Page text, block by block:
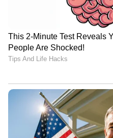
എഞ്ചിനും എഎംടി
സജ്ജീകരിച്ചിരിക്കുന്നു.
എക്സ്-ഷോറൂം വില